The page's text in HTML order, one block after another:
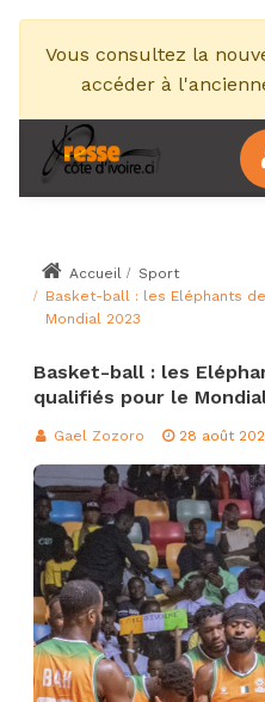
Vous consultez la
accéder à
Accueil
Sport
Basket-ball : les Eléphants
Mondial 2023
Basket-ball : les
qualifiés pour le
Gael Zozoro 28 août